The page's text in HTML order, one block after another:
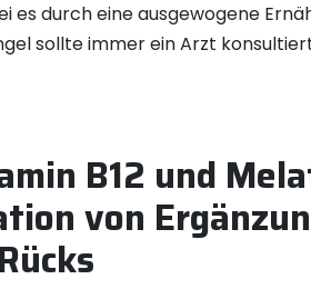
es durch eine ausgewogene
sollte immer ein Arzt
B12 und
von